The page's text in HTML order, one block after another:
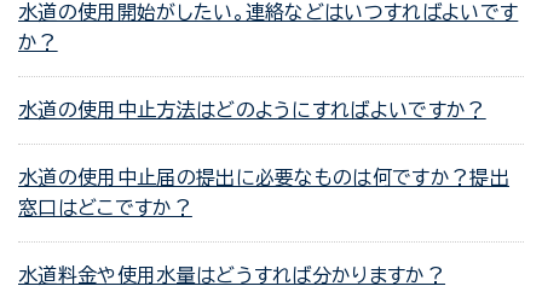
水道の使用開始がしたい。連絡などはいつすればよいです
か？
水道の使用中止方法はどのようにすればよいですか？
水道の使用中止届の提出に必要なものは何ですか？提出
窓口はどこですか？
水道料金や使用水量はどうすれば分かりますか？